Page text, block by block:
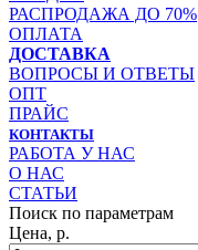
РАСПРОДАЖА ДО 70%
ОПЛАТА
ДОСТАВКА
ВОПРОСЫ И ОТВЕТЫ
ОПТ
ПРАЙС
КОНТАКТЫ
РАБОТА У НАС
О НАС
СТАТЬИ
Поиск по параметрам
Цена, р.